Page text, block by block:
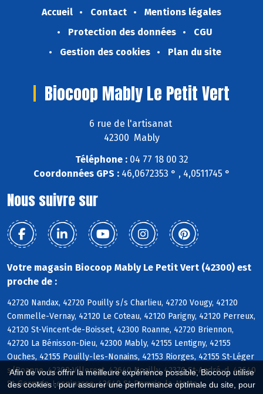
Afin de vous offrir la meilleure expérience possible, Biocoop utilise
des cookies : pour assurer une performance optimale du site, pour
Accueil Contact
Mentions légales
Protection des données
CGU
Gestion des cookies
Plan du site
Biocoop Mably Le Petit Vert
6 rue de l'artisanat
42300 Mably
Téléphone :04 77 18 00 32
Coordonnées GPS :46,0672353 ° , 4,0511745 °
Nous suivre sur
Votre magasin Biocoop Mably Le Petit Vert (42300) est
proche de :
42720 Nandax, 42720 Pouilly s/s Charlieu, 42720 Vougy, 42120
Commelle-Vernay, 42120 Le Coteau, 42120 Parigny, 42120 Perreux,
42120 St-Vincent-de-Boisset, 42300 Roanne, 42720 Briennon,
42720 La Bénisson-Dieu, 42300 Mably, 42155 Lentigny, 42155
Ouches, 42155 Pouilly-les-Nonains, 42153 Riorges, 42155 St-Léger
s/Roanne, 42300 Villerest, 42640 Noailly, 42370 St-André-d, 42640
St-Germain-Lespinasse, 42640 St-Romain-la-Motte